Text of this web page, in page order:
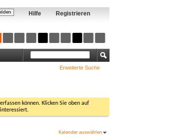
Registrieren
Hilfe
Erweiterte Suche
können. Klicken Sie oben auf
Kalender auswählen